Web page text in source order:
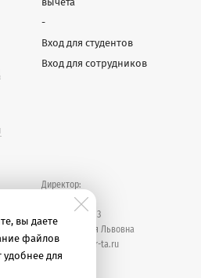
вы даете
файлов
для
-
Вход для студентов
Вход для сотрудников
Директор:
+7 911 218-96-13
Градова Юлия Львовна
j.gradova@mir-ta.ru